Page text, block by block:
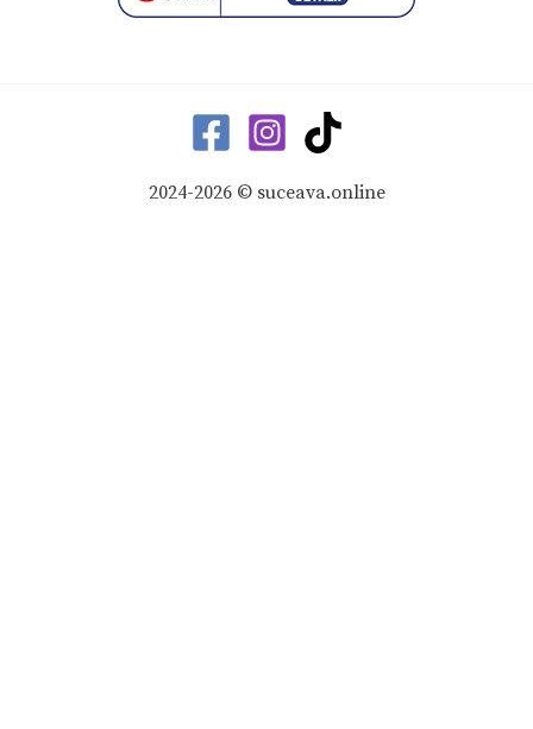
2024-2026 © suceava.online